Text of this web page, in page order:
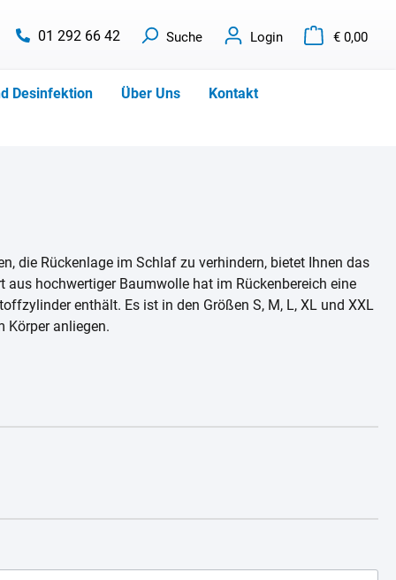
01 292 66 42 Suche Login € 0,00
Desinfektion Über Uns Kontakt
die Rückenlage im Schlaf zu verhindern, bietet Ihnen das
aus hochwertiger Baumwolle hat im Rückenbereich eine
enthält. Es ist in den Größen S, M, L, XL und XXL
Körper anliegen.